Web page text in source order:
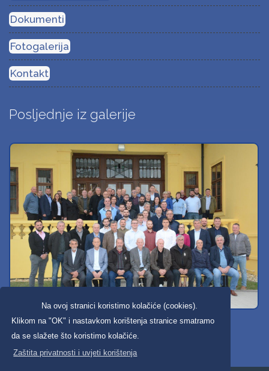
Na ovoj stranici koristimo kolačiće (cookies).
Klikom na "OK" i nastavkom korištenja stranice smatramo
da se slažete što koristimo kolačiće.
Zaštita privatnosti i uvjeti korištenja
Dokumenti
Fotogalerija
Kontakt
Posljednje iz galerije
Svi dobravski košarkaši